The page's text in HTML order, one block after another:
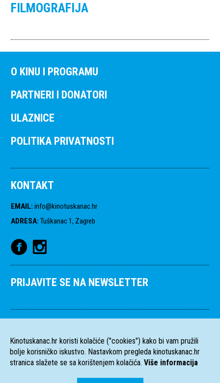
FILMOGRAFIJA
O KINU I PROGRAMU
PARTNERI I DONATORI
ULAZNICE
POLITIKA PRIVATNOSTI
KONTAKT
EMAIL: info@kinotuskanac.hr
ADRESA: Tuškanac 1, Zagreb
PRIJAVITE SE NA NEWSLETTER
Kinotuskanac.hr koristi kolačiće ("cookies") kako bi vam pružili
bolje korisničko iskustvo. Nastavkom pregleda kinotuskanac.hr
stranica slažete se sa korištenjem kolačića. Više informacija